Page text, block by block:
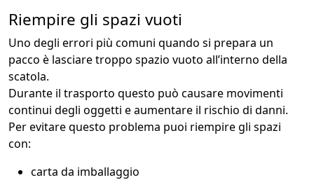
Riempire gli spazi vuoti
Uno degli errori più comuni quando si prepara un
pacco è lasciare troppo spazio vuoto all’interno della
scatola.
Durante il trasporto questo può causare movimenti
continui degli oggetti e aumentare il rischio di danni.
Per evitare questo problema puoi riempire gli spazi
con:
carta da imballaggio